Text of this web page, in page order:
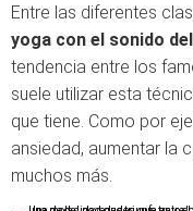
Entre las diferentes
yoga con el sonido
tendencia entre los
suele utilizar esta
que tiene. Como por
ansiedad, aumentar la
muchos más.